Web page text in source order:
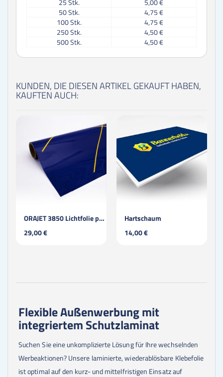
25Stk.
5,00 €
50Stk.
4,75 €
100Stk.
4,75 €
250Stk.
4,50 €
500Stk. 4,50 €
KUNDEN, DIE DIESEN ARTIKEL GEKAUFT HABEN,
KAUFTEN AUCH:
ORAJET 3850 Lichtfolie permanent / laminiert
29,00 €
Hartschaum
14,00 €
Flexible Außenwerbung mit
integriertem Schutzlaminat
Suchen Sie eine unkomplizierte Lösung für Ihre wechselnden
Werbeaktionen? Unsere laminierte, wiederablösbare Klebefolie
ist optimal auf den kurz- und mittelfristigen Einsatz auf